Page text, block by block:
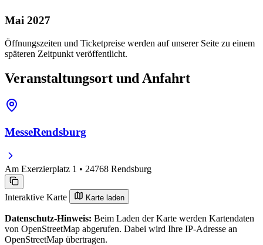
Mai 2027
Öffnungszeiten und Ticketpreise werden auf unserer Seite zu einem
späteren Zeitpunkt veröffentlicht.
Veranstaltungsort und Anfahrt
MesseRendsburg
Am Exerzierplatz 1 • 24768 Rendsburg
Interaktive Karte Karte laden
Datenschutz-Hinweis: Beim Laden der Karte werden Kartendaten
von OpenStreetMap abgerufen. Dabei wird Ihre IP-Adresse an
OpenStreetMap übertragen.